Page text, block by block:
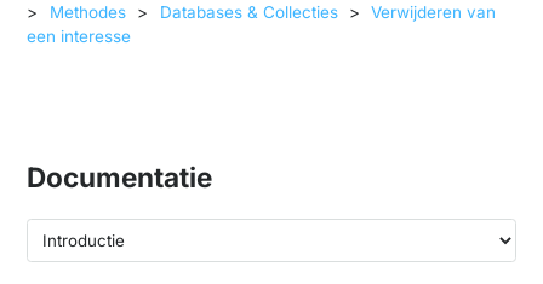
>
Methodes > Databases & Collecties >
Verwijderen van
een interesse
Documentatie